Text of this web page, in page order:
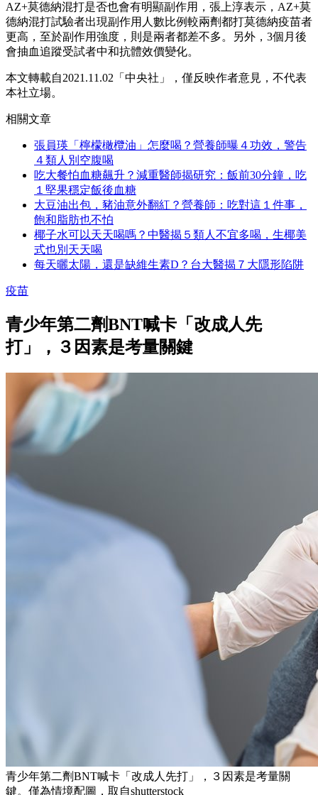
AZ+莫德納混打是否也會有明顯副作用，張上淳表示，AZ+莫
德納混打試驗者出現副作用人數比例較兩劑都打莫德納疫苗者
更高，至於副作用強度，則是兩者都差不多。另外，3個月後
會抽血追蹤受試者中和抗體效價變化。
本文轉載自2021.11.02「中央社」，僅反映作者意見，不代表
本社立場。
相關文章
張員瑛「檸檬橄欖油」怎麼喝？營養師曝４功效，警告
４類人別空腹喝
吃大餐怕血糖飆升？減重醫師揭研究：飯前30分鐘，吃
１堅果穩定飯後血糖
大豆油出包，豬油意外翻紅？營養師：吃對這１件事，
飽和脂肪也不怕
椰子水可以天天喝嗎？中醫揭５類人不宜多喝，生椰美
式也別天天喝
每天曬太陽，還是缺維生素D？台大醫揭７大隱形陷阱
疫苗
青少年第二劑BNT喊卡「改成人先
打」，３因素是考量關鍵
青少年第二劑BNT喊卡「改成人先打」，３因素是考量關
鍵。僅為情境配圖，取自shutterstock